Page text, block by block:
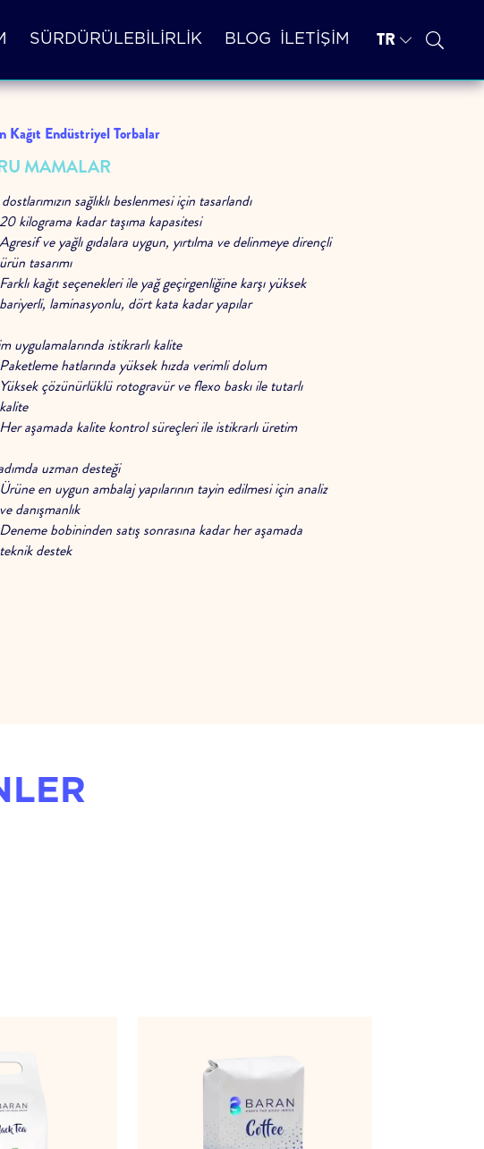
SÜRDÜRÜLEBİLİRLİK BLOG İLETİŞİM TR
Kağıt Endüstriyel Torbalar
MAMALAR
sağlıklı beslenmesi için tasarlandı
20 kilograma kadar taşıma kapasitesi
Agresif ve yağlı gıdalara uygun, yırtılma ve delinmeye dirençli
ürün tasarımı
Farklı kağıt seçenekleri ile yağ geçirgenliğine karşı yüksek
bariyerli, laminasyonlu, dört kata kadar yapılar
uygulamalarında istikrarlı kalite
Paketleme hatlarında yüksek hızda verimli dolum
Yüksek çözünürlüklü rotogravür ve flexo baskı ile tutarlı
kalite
Her aşamada kalite kontrol süreçleri ile istikrarlı üretim
uzman desteği
Ürüne en uygun ambalaj yapılarının tayin edilmesi için analiz
ve danışmanlık
Deneme bobininden satış sonrasına kadar her aşamada
teknik destek